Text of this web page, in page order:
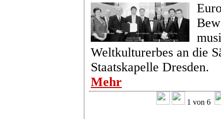
Weltkulturerbes an die
Staatskapelle Dresden.
Mehr
1 von 6